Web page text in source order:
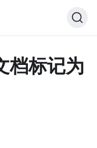
档标记为